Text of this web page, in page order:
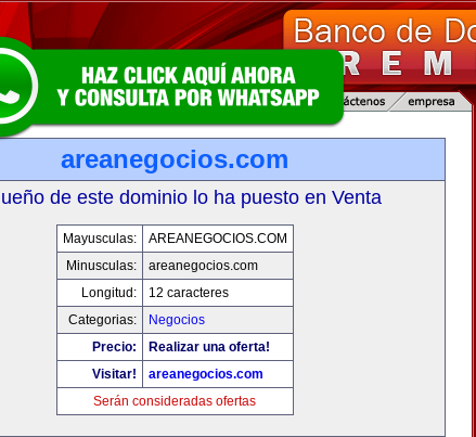
areanegocios.com
de este dominio lo ha puesto en Venta
Mayusculas:
AREANEGOCIOS.COM
Minusculas:
areanegocios.com
Longitud:
12 caracteres
Categorias:
Negocios
Precio:
Realizar una oferta!
Visitar!
areanegocios.com
Serán consideradas ofertas